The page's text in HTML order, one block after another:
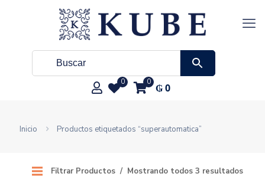
0 0 ₲0
Inicio Productos etiquetados “superautomatica”
Filtrar Productos Mostrando todos 3 resultados